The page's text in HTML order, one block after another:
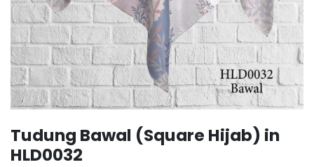
Tudung Bawal (Square Hijab) in
HLD0032